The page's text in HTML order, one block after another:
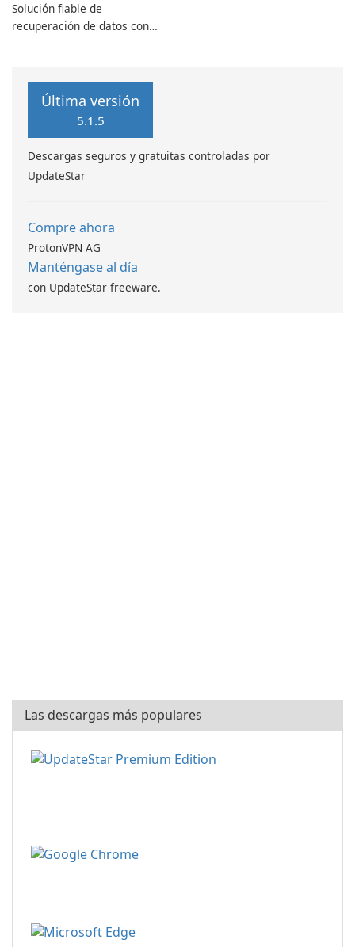
Solución fiable de
recuperación de datos con
Última versión
5.1.5
Descargas seguros y gratuitas controladas por
UpdateStar
Compre ahora
ProtonVPN AG
Manténgase al día
con UpdateStar freeware.
Las descargas más populares